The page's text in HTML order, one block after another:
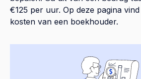
€125 per uur. Op deze pagina
kosten van een boekhouder.